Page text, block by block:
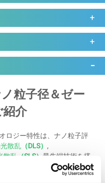
粒子径＆ゼー
介
ロジー特性は、ナノ粒子評
散乱（DLS） ,
散乱 （SLS） 最先端技術を搭
ーズにより、ナノ粒子の評
。